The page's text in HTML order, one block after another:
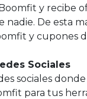
y recibe
nadie. De esta
y cupones
Sociales
sociales
para tus